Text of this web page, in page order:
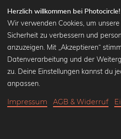
Kalender
Beliebte Kollektionen
Wandbilder in schwarz-
Klassiker der
Herzlich willkommen bei Photocircle!
Wir verwenden Cookies, um
Sicherheit zu verbessern und
anzuzeigen. Mit „Akzeptieren“
Datenverarbeitung und der
zu. Deine Einstellungen kannst du
anpassen.
Impressum AGB & Widerruf